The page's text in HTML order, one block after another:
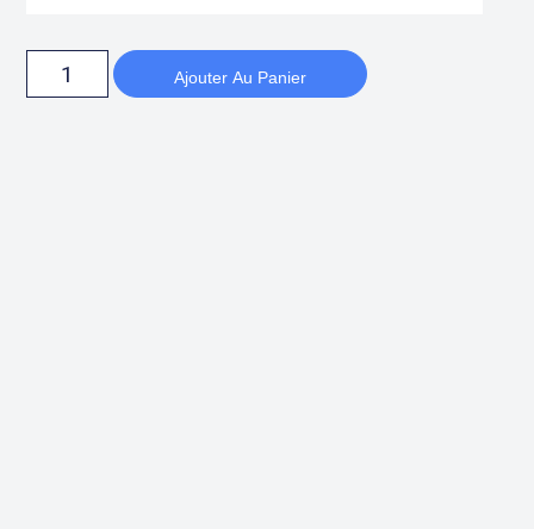
Ajouter Au Panier